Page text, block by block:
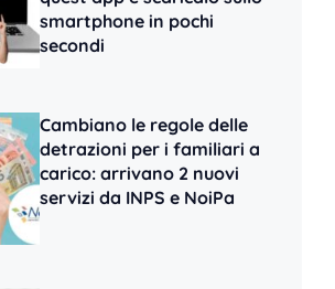
smartphone in pochi
secondi
Cambiano le regole delle
detrazioni per i familiari a
carico: arrivano 2 nuovi
servizi da INPS e NoiPa